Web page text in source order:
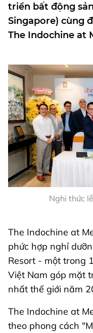
triển bất động
Singapore) cùng
The Indochine at
Nghi thức
The Indochine at
phức hợp nghỉ
Resort - một trong
Việt Nam góp mặt
nhất thế giới năm
The Indochine at
theo phong cách